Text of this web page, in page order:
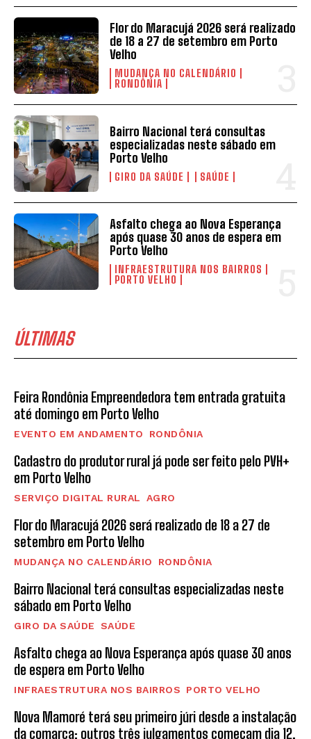
Flor do Maracujá 2026 será realizado
de 18 a 27 de setembro em Porto
Velho
MUDANÇA NO CALENDÁRIO
RONDÔNIA
Bairro Nacional terá consultas
especializadas neste sábado em
Porto Velho
GIRO DA SAÚDE SAÚDE
Asfalto chega ao Nova Esperança
após quase 30 anos de espera em
Porto Velho
INFRAESTRUTURA NOS BAIRROS
PORTO VELHO
ÚLTIMAS
Feira Rondônia Empreendedora tem entrada gratuita
até domingo em Porto Velho
EVENTO EM ANDAMENTO RONDÔNIA
Cadastro do produtor rural já pode ser feito pelo PVH+
em Porto Velho
SERVIÇO DIGITAL RURAL AGRO
Flor do Maracujá 2026 será realizado de 18 a 27 de
setembro em Porto Velho
MUDANÇA NO CALENDÁRIO RONDÔNIA
Bairro Nacional terá consultas especializadas neste
sábado em Porto Velho
GIRO DA SAÚDE SAÚDE
Asfalto chega ao Nova Esperança após quase 30 anos
de espera em Porto Velho
INFRAESTRUTURA NOS BAIRROS PORTO VELHO
Nova Mamoré terá seu primeiro júri desde a instalação
da comarca; outros três julgamentos começam dia 12.